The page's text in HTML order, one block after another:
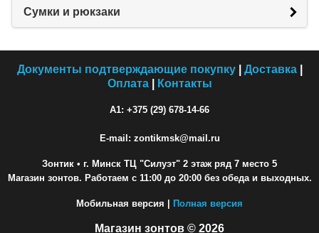
Сумки и рюкзаки
Документы подтверждающие покупку| Доставка|
Оплата| Контакты
A1: +375 (29) 678-14-66
E-mail: zontikmsk@mail.ru
Зонтик • г. Минск ТЦ "Силуэт" 2 этаж ряд 7 место 5
Магазин зонтов. Работаем с 11:00 до 20:00 без обеда и выходных.
Мобильная версия | Полная версия
Магазин зонтов © 2026